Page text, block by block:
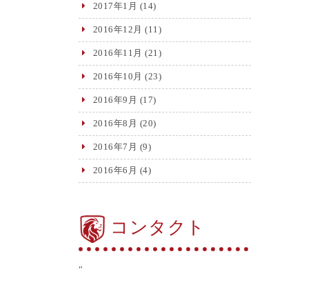
2017年1月 (14)
2016年12月 (11)
2016年11月 (21)
2016年10月 (23)
2016年9月 (17)
2016年8月 (20)
2016年7月 (9)
2016年6月 (4)
コンタクト
"